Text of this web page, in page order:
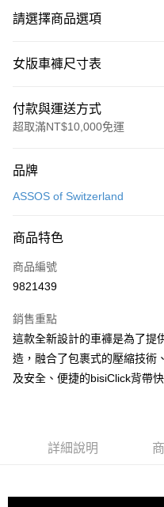
請選擇商品選項
女版車褲尺寸表
付款與運送方式
超取滿NT$10,000免運
信用卡一次付款
Apple Pay
ATM付款
全家取貨付款
每筆NT$90
付款後全家取貨
每筆NT$60，滿NT$10,000(含
品牌
ASSOS of Switzerland
商品特色
商品編號
9821439
銷售重點
這款全新設計的車褲是為了提
造，融合了包裹式的壓縮技術
及安全、便捷的bisiClick背帶
詳細說明